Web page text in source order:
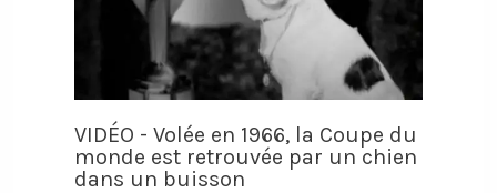
VIDÉO - Volée en 1966, la Coupe du
monde est retrouvée par un chien
dans un buisson